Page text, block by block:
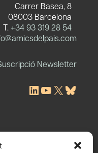
Carrer Basea, 8
08003 Barcelona
T. +34 93 319 28 54
Newsletter
LinkedIn
YouTube
X